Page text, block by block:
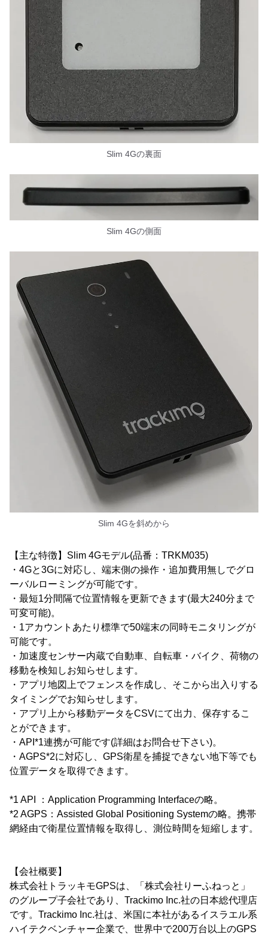
Slim 4Gの裏面
Slim 4Gの側面
Slim 4Gを斜めから
【主な特徴】Slim 4Gモデル(品番：TRKM035)
・4Gと3Gに対応し、端末側の操作・追加費用無しでグロ
ーバルローミングが可能です。
・最短1分間隔で位置情報を更新できます(最大240分まで
可変可能)。
・1アカウントあたり標準で50端末の同時モニタリングが
可能です。
・加速度センサー内蔵で自動車、自転車・バイク、荷物の
移動を検知しお知らせします。
・アプリ地図上でフェンスを作成し、そこから出入りする
タイミングでお知らせします。
・アプリ上から移動データをCSVにて出力、保存するこ
とができます。
・API*1連携が可能です(詳細はお問合せ下さい)。
・AGPS*2に対応し、GPS衛星を捕捉できない地下等でも
位置データを取得できます。
*1 API ：Application Programming Interfaceの略。
*2 AGPS：Assisted Global Positioning Systemの略。携帯
網経由で衛星位置情報を取得し、測位時間を短縮します。
【会社概要】
株式会社トラッキモGPSは、「株式会社りーふねっと」
のグループ子会社であり、Trackimo Inc.社の日本総代理店
です。Trackimo Inc.社は、米国に本社があるイスラエル系
ハイテクベンチャー企業で、世界中で200万台以上のGPS